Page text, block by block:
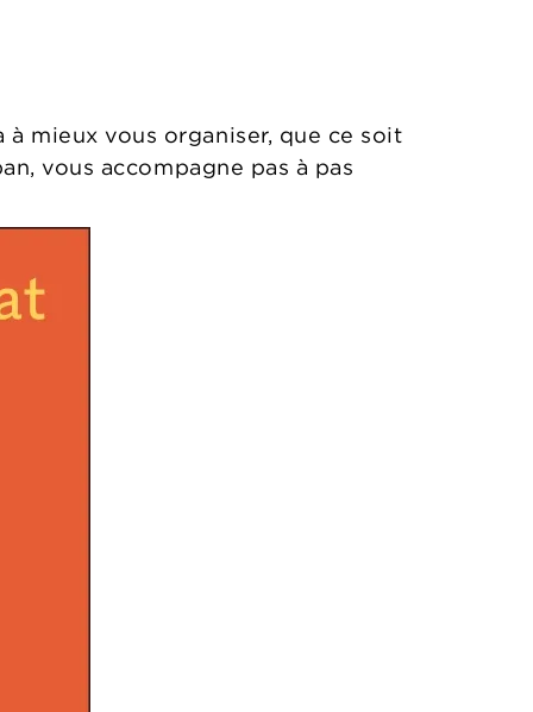
mieux vous organiser, que ce soit
vous accompagne pas à pas